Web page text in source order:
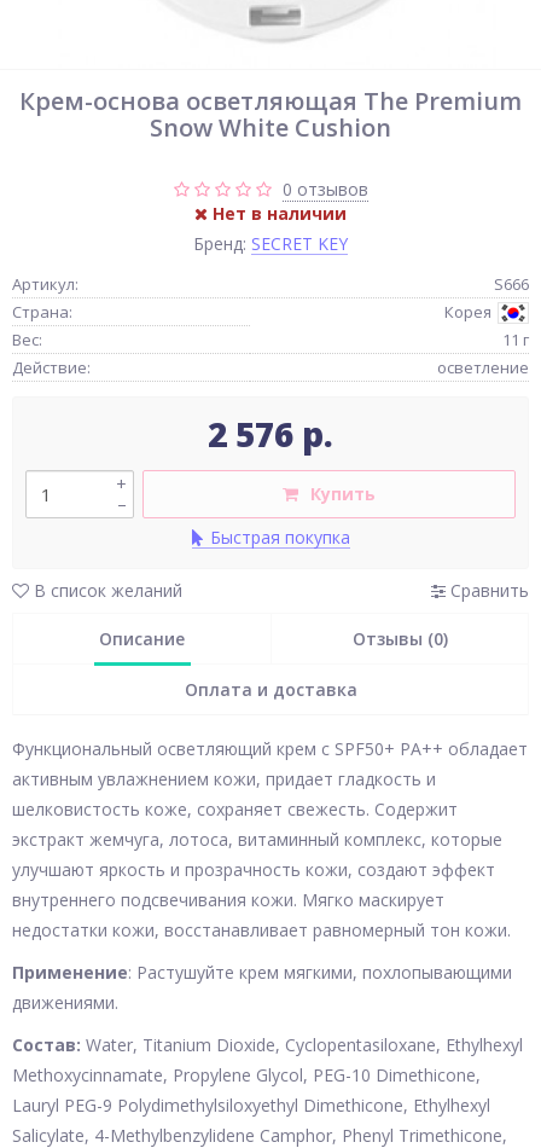
Крем-основа осветляющая The Premium
Snow White Cushion
0 отзывов
Нет в наличии
Бренд: SECRET KEY
Артикул:
S666
Страна:
Корея
Вес:
11 г
Действие:
осветление
2 576 р.
–
+
Купить
Быстрая покупка
В список желаний Сравнить
Описание Отзывы (0)
Оплата и доставка
Функциональный осветляющий крем с SPF50+ РА++ обладает
активным увлажнением кожи, придает гладкость и
шелковистость коже, сохраняет свежесть. Содержит
экстракт жемчуга, лотоса, витаминный комплекс, которые
улучшают яркость и прозрачность кожи, создают эффект
внутреннего подсвечивания кожи. Мягко маскирует
недостатки кожи, восстанавливает равномерный тон кожи.
Применение: Растушуйте крем мягкими, похлопывающими
движениями.
Состав: Water, Titanium Dioxide, Cyclopentasiloxane, Ethylhexyl
Methoxycinnamate, Propylene Glycol, PEG-10 Dimethicone,
Lauryl PEG-9 Polydimethylsiloxyethyl Dimethicone, Ethylhexyl
Salicylate, 4-Methylbenzylidene Camphor, Phenyl Trimethicone,